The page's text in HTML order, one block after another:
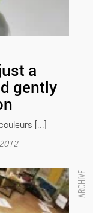
a
gently
[...]
et Claire de
Théâtre de la Cité